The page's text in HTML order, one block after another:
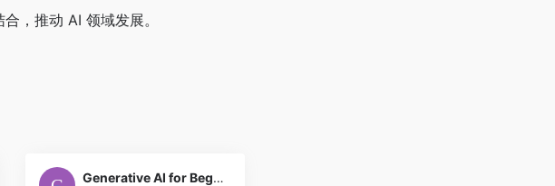
，推动 AI 领域发展。
Generative AI for Beginners